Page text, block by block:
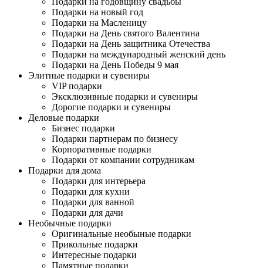
Подарки на новый год
Подарки на Масленицу
Подарки на День святого Валентина
Подарки на День защитника Отечества
Подарки на международный женский день
Подарки на День Победы 9 мая
Элитные подарки и сувениры
VIP подарки
Эксклюзивные подарки и сувениры
Дорогие подарки и сувениры
Деловые подарки
Бизнес подарки
Подарки партнерам по бизнесу
Корпоративные подарки
Подарки от компании сотрудникам
Подарки для дома
Подарки для интерьера
Подарки для кухни
Подарки для ванной
Подарки для дачи
Необычные подарки
Оригинальные необыные подарки
Прикольные подарки
Интересные подарки
Памятные подарки